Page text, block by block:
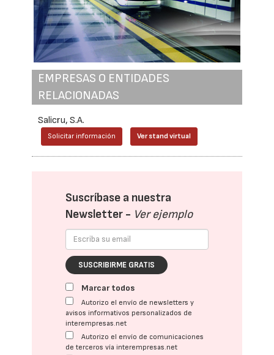
EMPRESAS O ENTIDADES
RELACIONADAS
Salicru, S.A.
Solicitar información Ver stand virtual
Suscríbase a nuestra
Newsletter - Ver ejemplo
SUSCRIBIRME GRATIS
Marcar todos
Autorizo el envío de newsletters y
avisos informativos personalizados de
interempresas.net
Autorizo el envío de comunicaciones
de terceros vía interempresas.net